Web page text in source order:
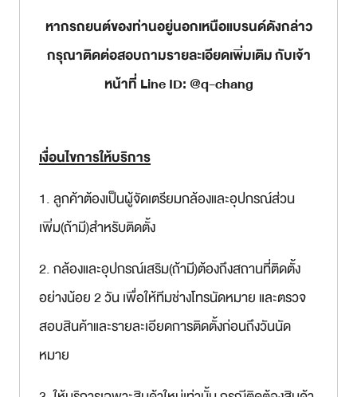
หากรถยนต์ของท่านอยู่นอกเหนือแบรนด์ดังกล่าว
กรุณาติดต่อสอบถามรายละเอียดเพิ่มเติม กับเจ้า
หน้าที่ Line ID: @q-chang
เงื่อนไขการให้บริการ
1. ลูกค้าต้องเป็นผู้จัดเตรียมกล้องและอุปกรณ์ส่วน
เพิ่ม(ถ้ามี)สำหรับติดตั้ง
2. กล้องและอุปกรณ์เสริม(ถ้ามี)ต้องถึงสถานที่ติดตั้ง
อย่างน้อย 2 วัน เพื่อให้ทีมช่างโทรนัดหมาย และตรวจ
สอบสินค้าและรายละเอียดการติดตั้งก่อนถึงวันนัด
หมาย